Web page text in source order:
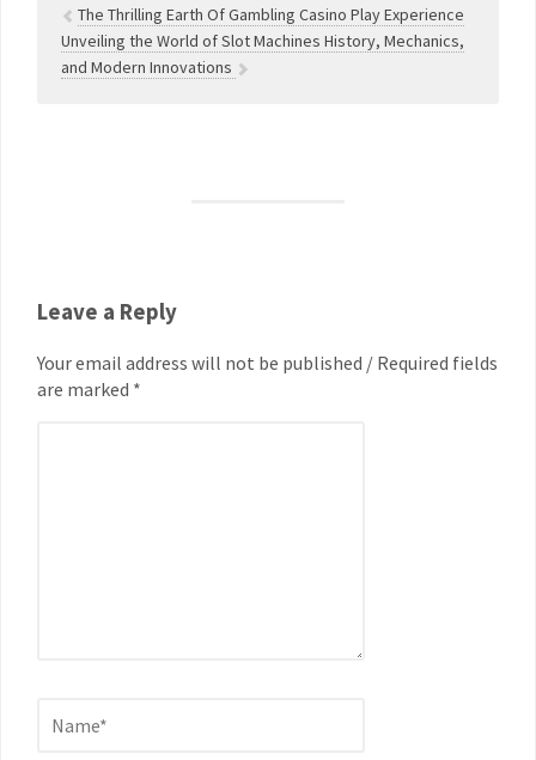
The Thrilling Earth Of Gambling Casino Play Experience
Unveiling the World of Slot Machines History, Mechanics,
and Modern Innovations
Leave a Reply
Your email address will not be published / Required fields
are marked *